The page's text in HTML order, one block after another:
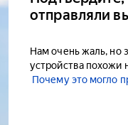
отправляли
Нам очень жаль, но
устройства похожи
Почему это могло